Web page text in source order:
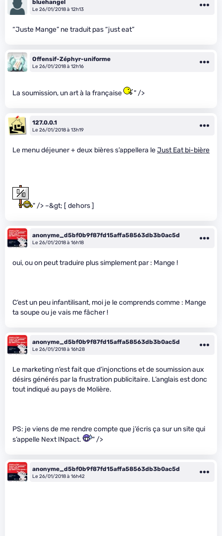
bluehangel
Le 26/01/2018 à 12h13
“Juste Mange” ne traduit pas “just eat”
Offensif-Zéphyr-uniforme
Le 26/01/2018 à 12h16
La soumission, un art à la française " />
127.0.0.1
Le 26/01/2018 à 13h19
Le menu déjeuner + deux bières s’appellera leJust Eat bi-bière
" /> –&gt; [ dehors ]
anonyme_d5bf0b9f87fd15affa58563db3b0ac5d
Le 26/01/2018 à 16h18
oui, ou on peut traduire plus simplement par : Mange !
C’est un peu infantilisant, moi je le comprends comme : Mange
ta soupe ou je vais me fâcher !
anonyme_d5bf0b9f87fd15affa58563db3b0ac5d
Le 26/01/2018 à 16h28
Le marketing n’est fait que d’injonctions et de soumission aux
désirs générés par la frustration publicitaire. L’anglais est donc
tout indiqué au pays de Molière.
PS: je viens de me rendre compte que j’écris ça sur un site qui
s’appelle Next INpact.
" />
anonyme_d5bf0b9f87fd15affa58563db3b0ac5d
Le 26/01/2018 à 16h42